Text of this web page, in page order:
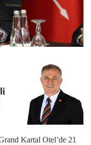
Kartal Otel’de 21